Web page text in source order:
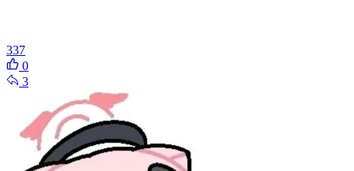
337
0
3